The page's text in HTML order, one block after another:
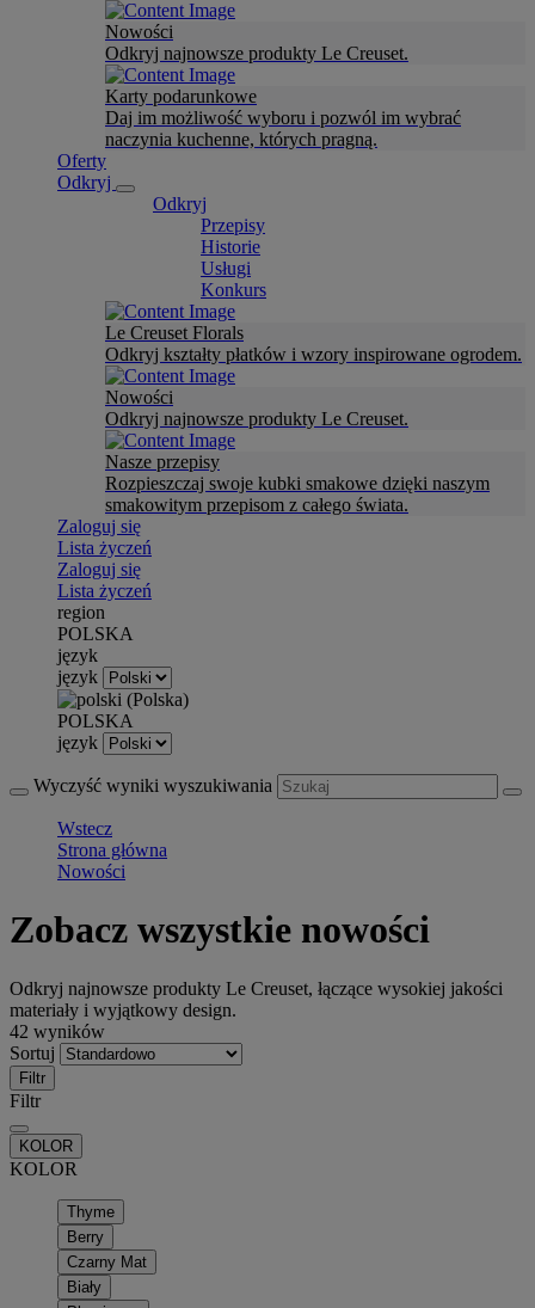
Nowości
Odkryj najnowsze produkty Le Creuset.
Karty podarunkowe
Daj im możliwość wyboru i pozwól im wybrać
naczynia kuchenne, których pragną.
Oferty
Odkryj
Odkryj
Przepisy
Historie
Usługi
Konkurs
Le Creuset Florals
Odkryj kształty płatków i wzory inspirowane ogrodem.
Nowości
Odkryj najnowsze produkty Le Creuset.
Nasze przepisy
Rozpieszczaj swoje kubki smakowe dzięki naszym
smakowitym przepisom z całego świata.
Zaloguj się
Lista życzeń
Zaloguj się
Lista życzeń
region
POLSKA
język
język
POLSKA
język
Wyczyść wyniki wyszukiwania
Wstecz
Strona główna
Nowości
Zobacz wszystkie nowości
Odkryj najnowsze produkty Le Creuset, łączące wysokiej jakości
materiały i wyjątkowy design.
42 wyników
Sortuj
Filtr
Filtr
KOLOR
KOLOR
Thyme
Berry
Czarny Mat
Biały